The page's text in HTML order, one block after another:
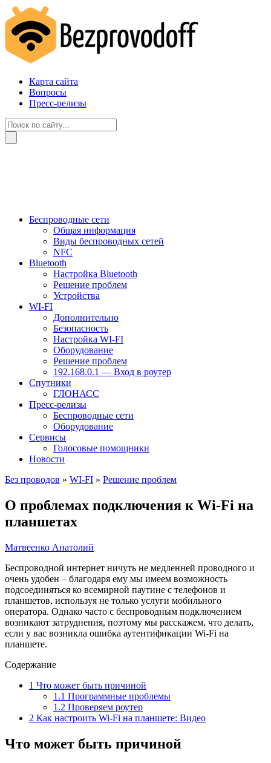
Карта сайта
Вопросы
Пресс-релизы
Беспроводные сети
Общая информация
Виды беспроводных сетей
NFC
Bluetooth
Настройка Bluetooth
Решение проблем
Устройства
WI-FI
Дополнительно
Безопасность
Настройка WI-FI
Оборудование
Решение проблем
192.168.0.1 — Вход в роутер
Спутники
ГЛОНАСС
Пресс-релизы
Беспроводные сети
Оборудование
Сервисы
Голосовые помощники
Новости
Без проводов » WI-FI » Решение проблем
О проблемах подключения к Wi-Fi на
планшетах
Матвеенко Анатолий
Беспроводной интернет ничуть не медленней проводного и
очень удобен – благодаря ему мы имеем возможность
подсоединяться ко всемирной паутине с телефонов и
планшетов, используя не только услуги мобильного
оператора. Однако часто с беспроводным подключением
возникают затруднения, поэтому мы расскажем, что делать,
если у вас возникла ошибка аутентификации Wi-Fi на
планшете.
Содержание
1 Что может быть причиной
1.1 Программные проблемы
1.2 Проверяем роутер
2 Как настроить Wi-Fi на планшете: Видео
Что может быть причиной